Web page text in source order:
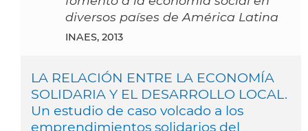
diversos países de América Latina
INAES, 2013
LA RELACIÓN ENTRE LA ECONOMÍA
SOLIDARIA Y EL DESARROLLO LOCAL.
Un estudio de caso volcado a los
emprendimientos solidarios del